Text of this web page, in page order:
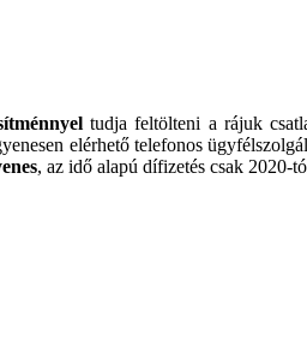
tudja feltölteni a rájuk
elérhető telefonos
, az idő alapú dífizetés csak 2020-